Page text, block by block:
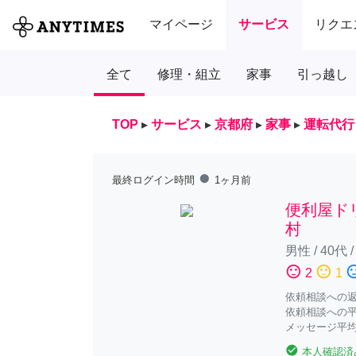
マイページ サービス リク
全て 修理・組立 家事 引っ越し
TOP ▸ サービス ▸ 京都府 ▸ 家事 ▸ 運転代行
最終ログイン時間 fiber_manual_record 1ヶ月前
便利屋
村
男性 /40代/
sentiment_satisfied 2 sentiment_neutral 1
依頼相談への
依頼相談への
メッセージ平
check_circle 本人確認済